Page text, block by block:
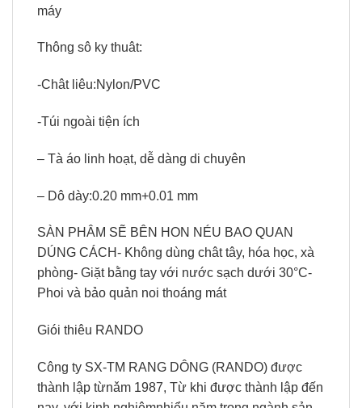
máy
Thông sô ky thuât:
-Chât liêu:Nylon/PVC
-Túi ngoài tiện ích
– Tà áo linh hoạt, dễ dàng di chuyên
– Dô dày:0.20 mm+0.01 mm
SÀN PHÂM SẼ BÊN HON NÉU BAO QUAN
DÚNG CÁCH- Không dùng chât tây, hóa học, xà
phòng- Giặt bằng tay với nước sạch dưới 30°C-
Phoi và bảo quản noi thoáng mát
Giói thiêu RANDO
Công ty SX-TM RANG DÔNG (RANDO) được
thành lập từnǎm 1987, Từ khi được thành lập đến